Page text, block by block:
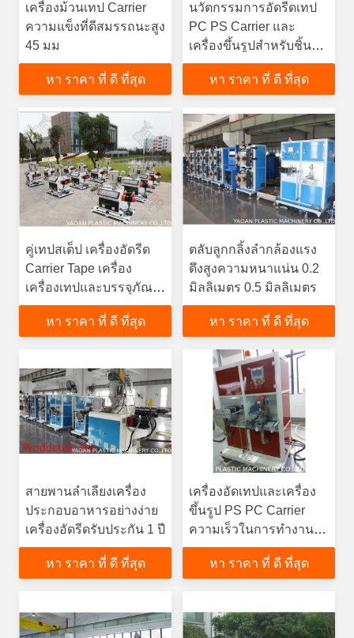
เครื่องม้วนเทป Carrier
ความแข็งที่ดีสมรรถนะสูง
45 มม
หา ราคา ที่ ดี ที่สุด
นวัตกรรมการอัดรีดเทป
PC PS Carrier และ
เครื่องขึ้นรูปสำหรับชิ้น
ส่วนอิเล็กทรอนิกส์
หา ราคา ที่ ดี ที่สุด
คู่เทปสเต็ป เครื่องอัดรีด
Carrier Tape เครื่อง
เครื่องเทปและบรรจุภัณฑ์
Reel
หา ราคา ที่ ดี ที่สุด
ตลับลูกกลิ้งลำกล้องแรง
ดึงสูงความหนาแน่น 0.2
มิลลิเมตร 0.5 มิลลิเมตร
หา ราคา ที่ ดี ที่สุด
สายพานลำเลียงเครื่อง
ประกอบอาหารอย่างง่าย
เครื่องอัดรีดรับประกัน 1 ปี
หา ราคา ที่ ดี ที่สุด
เครื่องอัดเทปและเครื่อง
ขึ้นรูป PS PC Carrier
ความเร็วในการทำงาน
ของเครื่อง 25m / Min
Speedหา ราคา ที่ ดี ที่สุด